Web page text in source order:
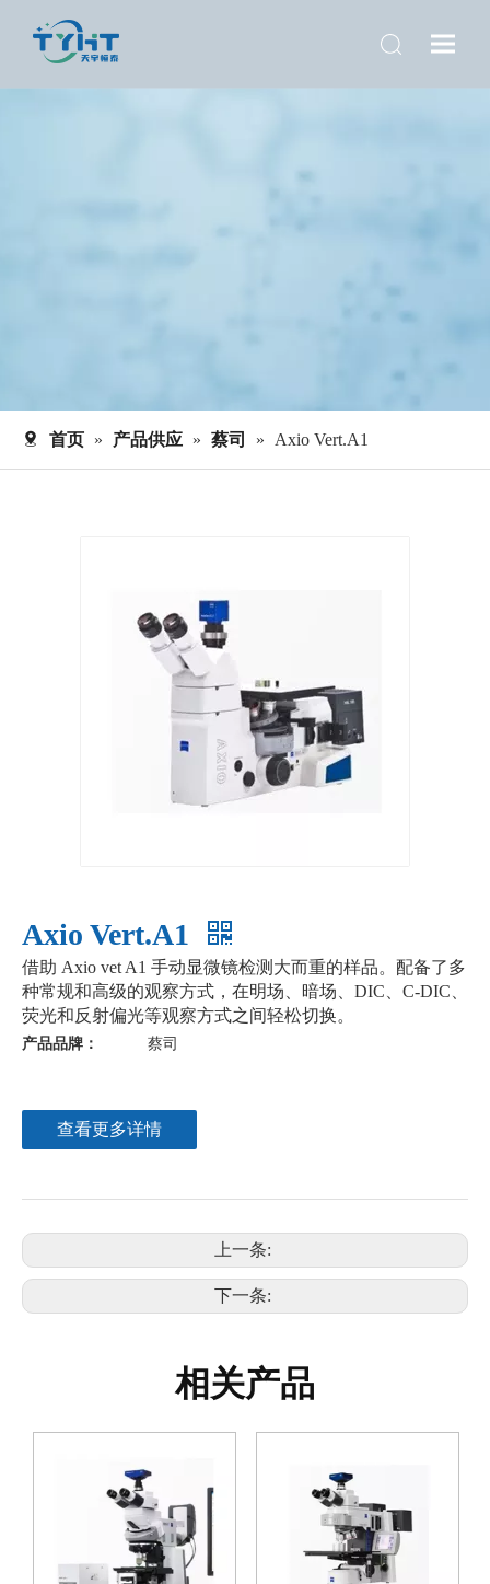
首页 » 产品供应 » 蔡司 » Axio Vert.A1
Axio Vert.A1
借助 Axio vet A1 手动显微镜检测大而重的样品。配备了多
种常规和高级的观察方式，在明场、暗场、DIC、C-DIC、
荧光和反射偏光等观察方式之间轻松切换。
产品品牌： 蔡司
查看更多详情
上一条:
下一条:
相关产品